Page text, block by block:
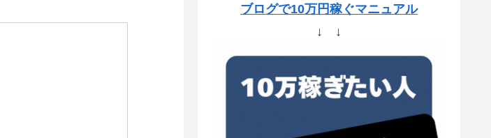
ブログで10万円稼ぐマニュアル
↓ ↓